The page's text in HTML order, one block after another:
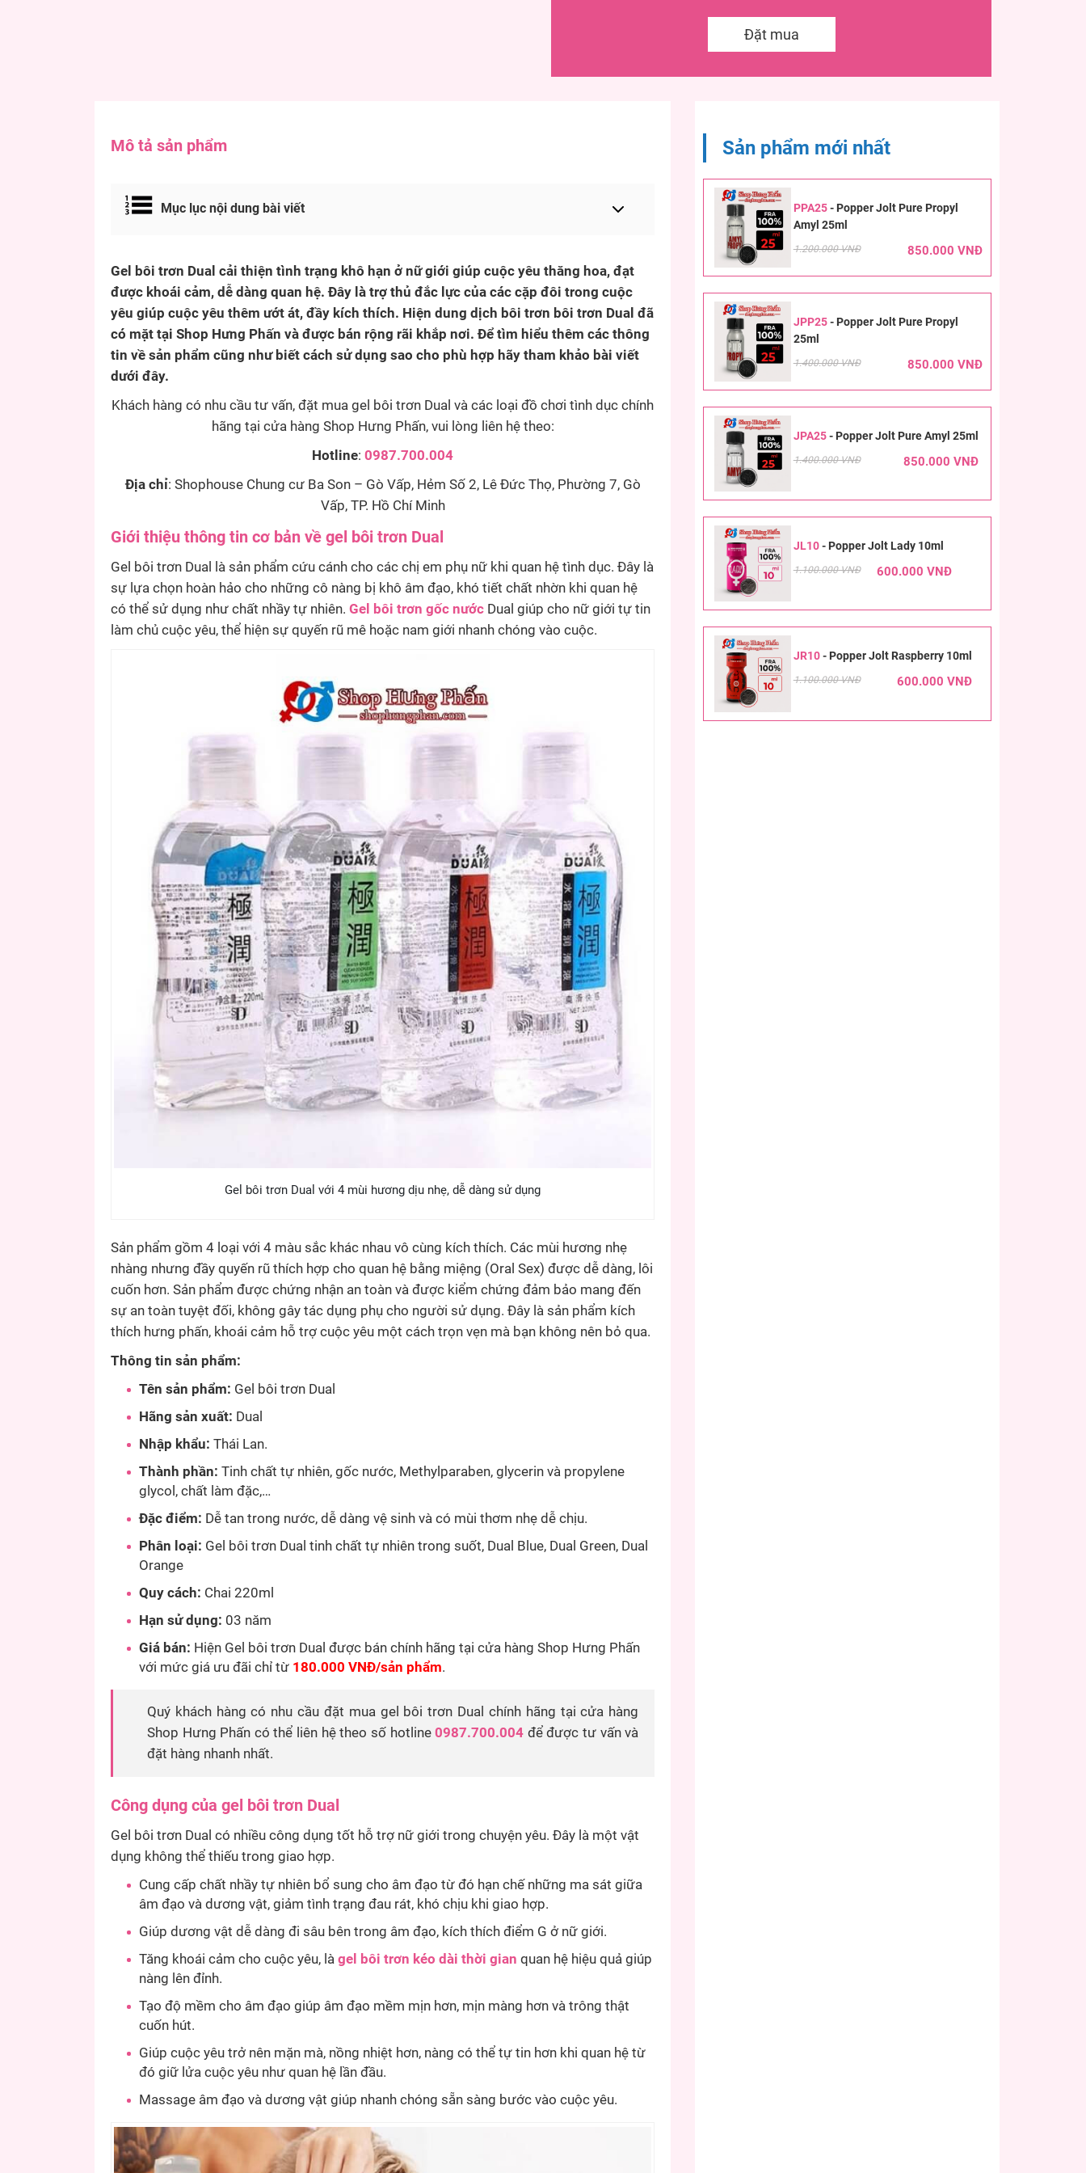
Đặt mua
Mô tả sản phẩm
Mục lục nội dung bài viết
Gel bôi trơn Dual cải thiện tình trạng khô hạn ở nữ giới giúp cuộc yêu thăng hoa, đạt
được khoái cảm, dễ dàng quan hệ. Đây là trợ thủ đắc lực của các cặp đôi trong cuộc
yêu giúp cuộc yêu thêm ướt át, đầy kích thích. Hiện dung dịch bôi trơn bôi trơn Dual đã
có mặt tại Shop Hưng Phấn và được bán rộng rãi khắp nơi. Để tìm hiểu thêm các thông
tin về sản phẩm cũng như biết cách sử dụng sao cho phù hợp hãy tham khảo bài viết
dưới đây.
Khách hàng có nhu cầu tư vấn, đặt mua gel bôi trơn Dual và các loại đồ chơi tình dục chính
hãng tại cửa hàng Shop Hưng Phấn, vui lòng liên hệ theo:
Hotline:0987.700.004
Địa chỉ: Shophouse Chung cư Ba Son – Gò Vấp, Hẻm Số 2, Lê Đức Thọ, Phường 7, Gò
Vấp, TP. Hồ Chí Minh
Giới thiệu thông tin cơ bản về gel bôi trơn Dual
Gel bôi trơn Dual là sản phẩm cứu cánh cho các chị em phụ nữ khi quan hệ tình dục. Đây là
sự lựa chọn hoàn hảo cho những cô nàng bị khô âm đạo, khó tiết chất nhờn khi quan hệ
có thể sử dụng như chất nhầy tự nhiên. Gel bôi trơn gốc nước Dual giúp cho nữ giới tự tin
làm chủ cuộc yêu, thể hiện sự quyến rũ mê hoặc nam giới nhanh chóng vào cuộc.
Gel bôi trơn Dual với 4 mùi hương dịu nhẹ, dễ dàng sử dụng
Sản phẩm gồm 4 loại với 4 màu sắc khác nhau vô cùng kích thích. Các mùi hương nhẹ
nhàng nhưng đầy quyến rũ thích hợp cho quan hệ bằng miệng (Oral Sex) được dễ dàng, lôi
cuốn hơn. Sản phẩm được chứng nhận an toàn và được kiểm chứng đảm bảo mang đến
sự an toàn tuyệt đối, không gây tác dụng phụ cho người sử dụng. Đây là sản phẩm kích
thích hưng phấn, khoái cảm hỗ trợ cuộc yêu một cách trọn vẹn mà bạn không nên bỏ qua.
Thông tin sản phẩm:
Tên sản phẩm: Gel bôi trơn Dual
Hãng sản xuất: Dual
Nhập khẩu: Thái Lan.
Thành phần: Tinh chất tự nhiên, gốc nước, Methylparaben, glycerin và propylene
glycol, chất làm đặc,…
Đặc điểm: Dễ tan trong nước, dễ dàng vệ sinh và có mùi thơm nhẹ dễ chịu.
Phân loại: Gel bôi trơn Dual tinh chất tự nhiên trong suốt, Dual Blue, Dual Green, Dual
Orange
Quy cách: Chai 220ml
Hạn sử dụng: 03 năm
Giá bán: Hiện Gel bôi trơn Dual được bán chính hãng tại cửa hàng Shop Hưng Phấn
với mức giá ưu đãi chỉ từ 180.000 VNĐ/sản phẩm.
Quý khách hàng có nhu cầu đặt mua gel bôi trơn Dual chính hãng tại cửa hàng
Shop Hưng Phấn có thể liên hệ theo số hotline0987.700.004 để được tư vấn và
đặt hàng nhanh nhất.
Công dụng của gel bôi trơn Dual
Gel bôi trơn Dual có nhiều công dụng tốt hỗ trợ nữ giới trong chuyện yêu. Đây là một vật
dụng không thể thiếu trong giao hợp.
Cung cấp chất nhầy tự nhiên bổ sung cho âm đạo từ đó hạn chế những ma sát giữa
âm đạo và dương vật, giảm tình trạng đau rát, khó chịu khi giao hợp.
Giúp dương vật dễ dàng đi sâu bên trong âm đạo, kích thích điểm G ở nữ giới.
Tăng khoái cảm cho cuộc yêu, là gel bôi trơn kéo dài thời gian quan hệ hiệu quả giúp
nàng lên đỉnh.
Tạo độ mềm cho âm đạo giúp âm đạo mềm mịn hơn, mịn màng hơn và trông thật
cuốn hút.
Giúp cuộc yêu trở nên mặn mà, nồng nhiệt hơn, nàng có thể tự tin hơn khi quan hệ từ
đó giữ lửa cuộc yêu như quan hệ lần đầu.
Massage âm đạo và dương vật giúp nhanh chóng sẵn sàng bước vào cuộc yêu.
Sản phẩm mới nhất
PPA25- Popper Jolt Pure Propyl
Amyl 25ml
1.200.000 VNĐ 850.000 VNĐ
JPP25- Popper Jolt Pure Propyl
25ml
1.400.000 VNĐ 850.000 VNĐ
JPA25- Popper Jolt Pure Amyl 25ml
1.400.000 VNĐ 850.000 VNĐ
JL10- Popper Jolt Lady 10ml
1.100.000 VNĐ 600.000 VNĐ
JR10- Popper Jolt Raspberry 10ml
1.100.000 VNĐ 600.000 VNĐ